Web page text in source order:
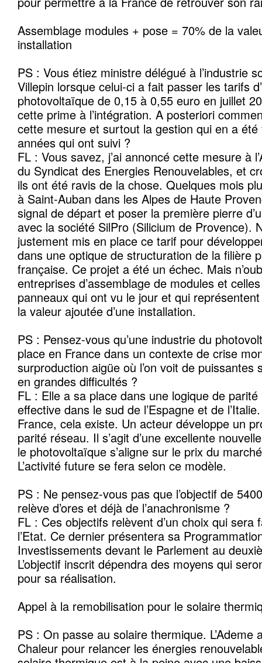
Assemblage modules + pose = 70% de la
installation
PS : Vous étiez ministre délégué à l’industrie
Villepin lorsque celui-ci a fait passer les tarifs
photovoltaïque de 0,15 à 0,55 euro en juillet
cette prime à l’intégration. A posteriori
cette mesure et surtout la gestion qui en a
années qui ont suivi ?
FL : Vous savez, j’ai annoncé cette mesure à
du Syndicat des Energies Renouvelables, et
ils ont été ravis de la chose. Quelques mois
à Saint-Auban dans les Alpes de Haute
signal de départ et poser la première pierre
avec la société SilPro (Silicium de Provence).
justement mis en place ce tarif pour
dans une optique de structuration de la filière
française. Ce projet a été un échec. Mais
entreprises d’assemblage de modules et
panneaux qui ont vu le jour et qui
la valeur ajoutée d’une installation.
PS : Pensez-vous qu’une industrie du
place en France dans un contexte de crise
surproduction aigüe où l’on voit de puissantes
en grandes difficultés ?
FL : Elle a sa place dans une logique de
effective dans le sud de l’Espagne et de
France, cela existe. Un acteur développe un
parité réseau. Il s’agit d’une excellente
le photovoltaïque s’aligne sur le prix du
L’activité future se fera selon ce modèle.
PS : Ne pensez-vous pas que l’objectif de
relève d’ores et déjà de l’anachronisme ?
FL : Ces objectifs relèvent d’un choix qui sera
l’Etat. Ce dernier présentera sa
Investissements devant le Parlement au
L’objectif inscrit dépendra des moyens qui
pour sa réalisation.
Appel à la remobilisation pour le solaire
PS : On passe au solaire thermique. L’Ademe
Chaleur pour relancer les énergies